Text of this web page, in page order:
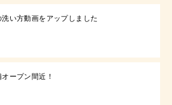
洗い方動画をアップしました
ープン間近！